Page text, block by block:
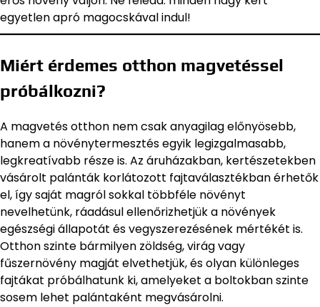
egyetlen apró magocskával indul!
Miért érdemes otthon magvetéssel
próbálkozni?
A magvetés otthon nem csak anyagilag előnyösebb,
hanem a növénytermesztés egyik legizgalmasabb,
legkreatívabb része is. Az áruházakban, kertészetekben
vásárolt palánták korlátozott fajtaválasztékban érhetők
el, így saját magról sokkal többféle növényt
nevelhetünk, ráadásul ellenőrizhetjük a növények
egészségi állapotát és vegyszerezésének mértékét is.
Otthon szinte bármilyen zöldség, virág vagy
fűszernövény magját elvethetjük, és olyan különleges
fajtákat próbálhatunk ki, amelyeket a boltokban szinte
sosem lehet palántaként megvásárolni.